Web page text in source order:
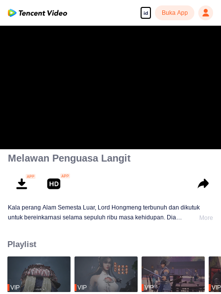
id Buka App
Melawan Penguasa Langit
Kala perang Alam Semesta Luar, Lord Hongmeng terbunuh dan dikutuk
untuk bereinkarnasi selama sepuluh ribu masa kehidupan. Dia
membangkitkan ingatan akan Hongmeng. Kemudian Tan Yun memiliki bakat
tingkat Dewa dan giat berlatih demi meningkatkan kekuatannya. Kemudian
Tan Yun membalas kematian keluarganya dan menyatukan seluruh benua.
More
Playlist
VIP VIP VIP VIP